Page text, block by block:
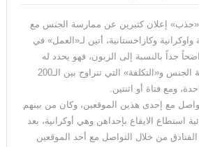
«جذب» إعلان كثيرين عن ممارسة الجنس مع
وكازاخستانية، أتين لـ«العمل» في
جداً بالنسبة إلى الزبون، فهو يحدد له
مكان اللقاء ومدة ممارسة الجنس و«التكلفة» التي تتراوح بين الـ200
مع إحدى هذين الموقعين، وكان من بينهم
استطاع الايقاع بإحداهن وهي أوكرانية، بعد
من خلال التواصل مع أحد الموقعين